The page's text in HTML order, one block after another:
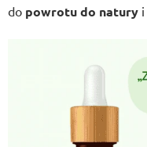
do powrotu do natury i